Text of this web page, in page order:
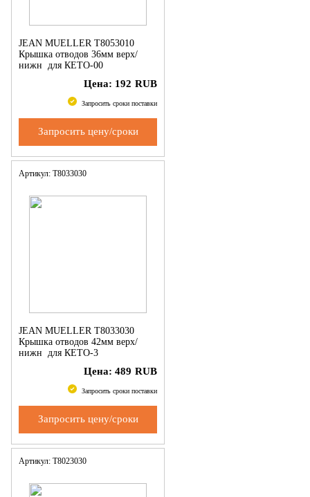
JEAN MUELLER T8053010
Крышка отводов 36мм верх/
нижн для КЕТО-00
Цена: 192 RUB
Запросить сроки поставки
Запросить цену/сроки
Артикул: T8033030
JEAN MUELLER T8033030
Крышка отводов 42мм верх/
нижн для КЕТО-3
Цена: 489 RUB
Запросить сроки поставки
Запросить цену/сроки
Артикул: T8023030